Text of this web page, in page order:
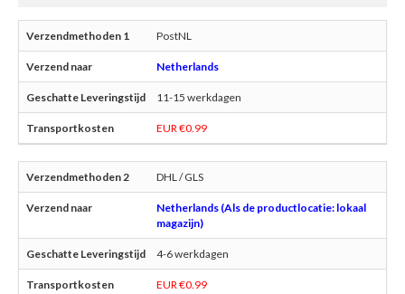
PostNL
Netherlands
11-15 werkdagen
EUR €0.99
DHL / GLS
Netherlands (Als de productlocatie: lokaal
magazijn)
4-6 werkdagen
EUR €0.99